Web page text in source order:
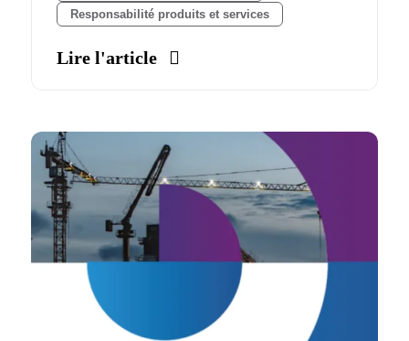
Responsabilité produits et services
Lire l'article